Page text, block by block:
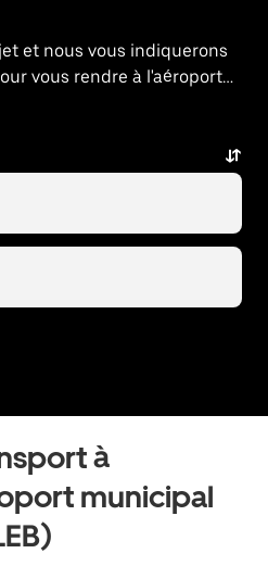
et nous vous indiquerons
vous rendre à l'aéroport
à
municipal